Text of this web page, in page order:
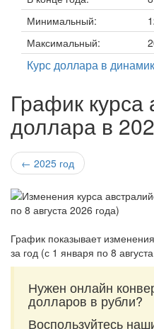
Минимальный:
Максимальный:
Курс доллара в
График курса
доллара в
← 2025 год
График показывает
за год (с 1 января по 8
Нужен онлайн
долларов в рубли?
Воспользуйтесь